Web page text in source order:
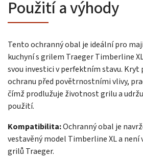
Použití a výhody
Tento ochranný obal je ideální pro
kuchyní s grilem Traeger Timberline
svou investici v perfektním stavu.
ochranu před povětrnostními vlivy,
čímž prodlužuje životnost grilu a
použití.
Kompatibilita:Ochranný obal je
vestavěný model Timberline XL a
grilů Traeger.